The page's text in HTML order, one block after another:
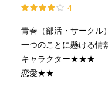
4
青春（部活・サーク
一つのことに懸ける
キャラクター★★★
恋愛★★